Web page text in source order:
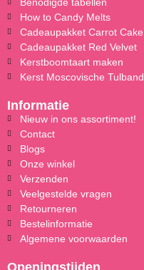
How to Candy Melts
Cadeaupakket Carrot Cake
Cadeaupakket Red Velvet
Kerstboomtaart maken
Kerst Moscovische Tulband
Informatie
Nieuw in ons assortiment!
Contact
Blogs
Onze winkel
Verzenden
Veelgestelde vragen
Retourneren
Bestelinformatie
Algemene voorwaarden
Openingstijden